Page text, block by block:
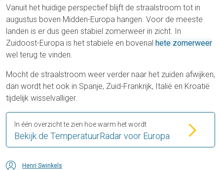
Vanuit het huidige perspectief blijft de straalstroom tot in
augustus boven Midden-Europa hangen. Voor de meeste
landen is er dus geen stabiel zomerweer in zicht. In
Zuidoost-Europa is het stabiele en bovenal hete zomerweer
wel terug te vinden.
Mocht de straalstroom weer verder naar het zuiden afwijken,
dan wordt het ook in Spanje, Zuid-Frankrijk, Italië en Kroatië
tijdelijk wisselvalliger.
Bekijk de TemperatuurRadar voor Europa
In één overzicht te zien hoe warm het wordt
Henri Swinkels